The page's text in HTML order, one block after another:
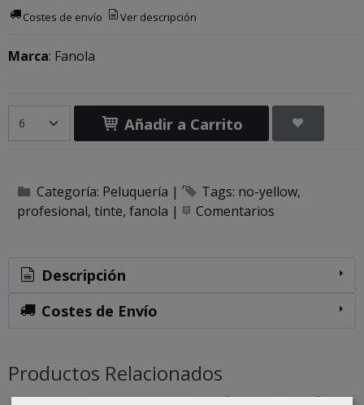
Costes de envío Ver descripción
Marca: Fanola
Añadir a Carrito
Categoría: Peluquería | Tags: no-yellow
profesional tinte fanola | Comentarios
Descripción
Costes de Envío
Productos Relacionados